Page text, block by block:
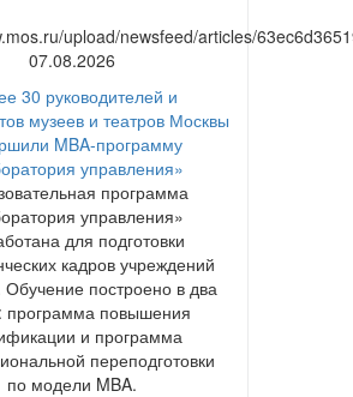
07.08.2026
30 руководителей и
музеев и театров Москвы
MBA-программу
управления»
программа
управления»
для подготовки
кадров учреждений
Обучение построено в два
программа повышения
и программа
переподготовки
по модели MBA.